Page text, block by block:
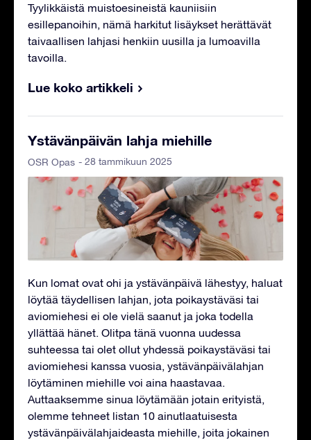
Tyylikkäistä muistoesineistä kauniisiin
esillepanoihin, nämä harkitut lisäykset herättävät
taivaallisen lahjasi henkiin uusilla ja lumoavilla
tavoilla.
Lue koko artikkeli
Ystävänpäivän lahja miehille
OSR Opas - 28 tammikuun 2025
Kun lomat ovat ohi ja ystävänpäivä lähestyy, haluat
löytää täydellisen lahjan, jota poikaystäväsi tai
aviomiehesi ei ole vielä saanut ja joka todella
yllättää hänet. Olitpa tänä vuonna uudessa
suhteessa tai olet ollut yhdessä poikaystäväsi tai
aviomiehesi kanssa vuosia, ystävänpäivälahjan
löytäminen miehille voi aina haastavaa.
Auttaaksemme sinua löytämään jotain erityistä,
olemme tehneet listan 10 ainutlaatuisesta
ystävänpäivälahjaideasta miehille, joita jokainen